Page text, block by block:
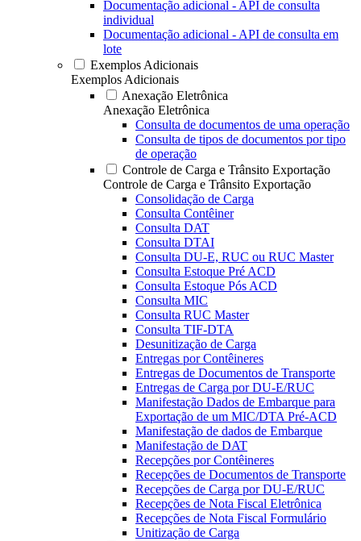
Documentação adicional - API de consulta
individual
Documentação adicional - API de consulta em
lote
Exemplos Adicionais
Exemplos Adicionais
Anexação Eletrônica
Anexação Eletrônica
Consulta de documentos de uma operação
Consulta de tipos de documentos por tipo
de operação
Controle de Carga e Trânsito Exportação
Controle de Carga e Trânsito Exportação
Consolidação de Carga
Consulta Contêiner
Consulta DAT
Consulta DTAI
Consulta DU-E, RUC ou RUC Master
Consulta Estoque Pré ACD
Consulta Estoque Pós ACD
Consulta MIC
Consulta RUC Master
Consulta TIF-DTA
Desunitização de Carga
Entregas por Contêineres
Entregas de Documentos de Transporte
Entregas de Carga por DU-E/RUC
Manifestação Dados de Embarque para
Exportação de um MIC/DTA Pré-ACD
Manifestação de dados de Embarque
Manifestação de DAT
Recepções por Contêineres
Recepções de Documentos de Transporte
Recepções de Carga por DU-E/RUC
Recepções de Nota Fiscal Eletrônica
Recepções de Nota Fiscal Formulário
Unitização de Carga